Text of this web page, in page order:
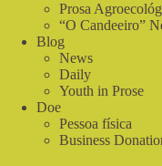
Prosa
“O Candeeiro”
Blog
News
Daily
Youth in Prose
Doe
Pessoa física
Business